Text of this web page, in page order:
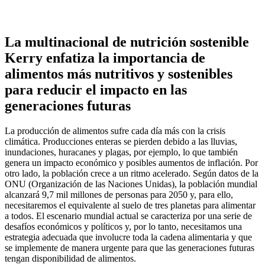
La multinacional de nutrición sostenible
Kerry enfatiza la importancia de
alimentos más nutritivos y sostenibles
para reducir el impacto en las
generaciones futuras
La producción de alimentos sufre cada día más con la crisis
climática. Producciones enteras se pierden debido a las lluvias,
inundaciones, huracanes y plagas, por ejemplo, lo que también
genera un impacto económico y posibles aumentos de inflación. Por
otro lado, la población crece a un ritmo acelerado. Según datos de la
ONU (Organización de las Naciones Unidas), la población mundial
alcanzará 9,7 mil millones de personas para 2050 y, para ello,
necesitaremos el equivalente al suelo de tres planetas para alimentar
a todos. El escenario mundial actual se caracteriza por una serie de
desafíos económicos y políticos y, por lo tanto, necesitamos una
estrategia adecuada que involucre toda la cadena alimentaria y que
se implemente de manera urgente para que las generaciones futuras
tengan disponibilidad de alimentos.